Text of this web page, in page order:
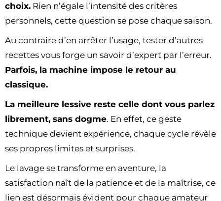
choix. Rien n’égale l’intensité des critères
personnels, cette question se pose chaque saison.
Au contraire d’en arrêter l’usage, tester d’autres
recettes vous forge un savoir d’expert par l’erreur.
Parfois, la machine impose le retour au
classique.
La meilleure lessive reste celle dont vous parlez
librement, sans dogme. En effet, ce geste
technique devient expérience, chaque cycle révèle
ses propres limites et surprises.
Le lavage se transforme en aventure, la
satisfaction naît de la patience et de la maîtrise, ce
lien est désormais évident pour chaque amateur